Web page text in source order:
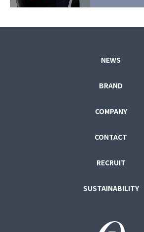
NEWS
BRAND
COMPANY
CONTACT
RECRUIT
SUSTAINABILITY